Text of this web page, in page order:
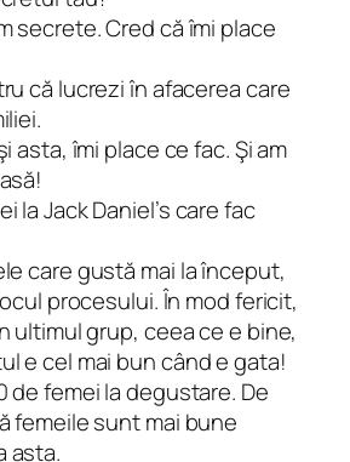
secrete. Cred că îmi place
că lucrezi în afacerea care
asta, îmi place ce fac. Şi am
la Jack Daniel’s care fac
care gustă mai la început,
procesului. În mod fericit,
ultimul grup, ceea ce e bine,
e cel mai bun când e gata!
de femei la degustare. De
femeile sunt mai bune
asta.